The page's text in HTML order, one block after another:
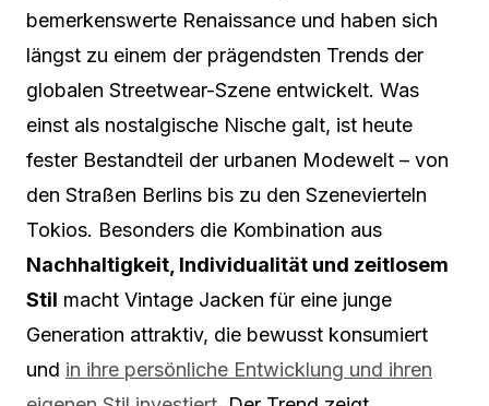
bemerkenswerte Renaissance und haben sich
längst zu einem der prägendsten Trends der
globalen Streetwear-Szene entwickelt. Was
einst als nostalgische Nische galt, ist heute
fester Bestandteil der urbanen Modewelt – von
den Straßen Berlins bis zu den Szenevierteln
Tokios. Besonders die Kombination aus
Nachhaltigkeit, Individualität und zeitlosem
Stil macht Vintage Jacken für eine junge
Generation attraktiv, die bewusst konsumiert
und in ihre persönliche Entwicklung und ihren